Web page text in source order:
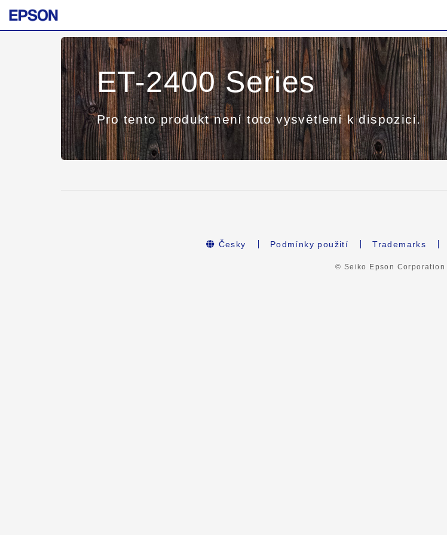
ET-2400 Series
Pro tento produkt není toto vysvětlení k dispozici.
Česky Podmínky použití Trademarks
© Seiko Epson